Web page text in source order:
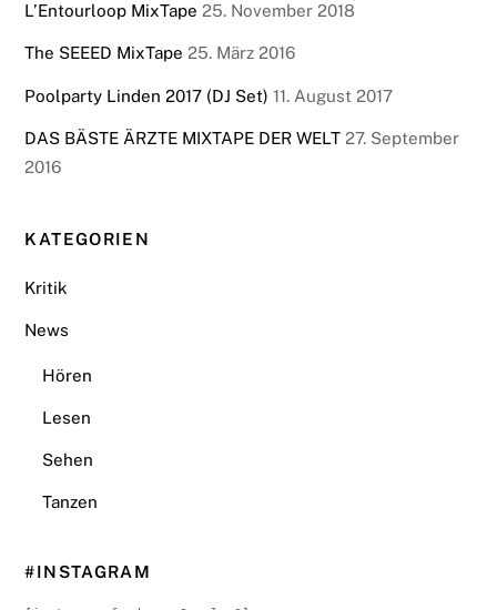
L’Entourloop MixTape 25. November 2018
The SEEED MixTape 25. März 2016
Poolparty Linden 2017 (DJ Set) 11. August 2017
DAS BÄSTE ÄRZTE MIXTAPE DER WELT 27. September
2016
KATEGORIEN
Kritik
News
Hören
Lesen
Sehen
Tanzen
#INSTAGRAM